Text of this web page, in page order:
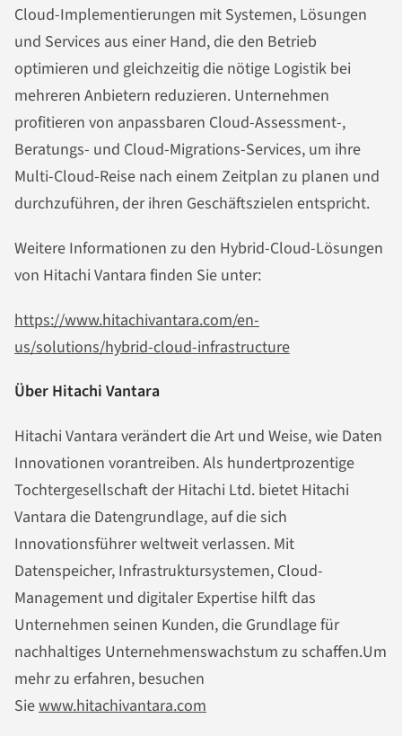
Cloud-Implementierungen mit Systemen, Lösungen
und Services aus einer Hand, die den Betrieb
optimieren und gleichzeitig die nötige Logistik bei
mehreren Anbietern reduzieren. Unternehmen
profitieren von anpassbaren Cloud-Assessment-,
Beratungs- und Cloud-Migrations-Services, um ihre
Multi-Cloud-Reise nach einem Zeitplan zu planen und
durchzuführen, der ihren Geschäftszielen entspricht.
Weitere Informationen zu den Hybrid-Cloud-Lösungen
von Hitachi Vantara finden Sie unter:
https://www.hitachivantara.com/en-
us/solutions/hybrid-cloud-infrastructure
Über Hitachi Vantara
Hitachi Vantara verändert die Art und Weise, wie Daten
Innovationen vorantreiben. Als hundertprozentige
Tochtergesellschaft der Hitachi Ltd. bietet Hitachi
Vantara die Datengrundlage, auf die sich
Innovationsführer weltweit verlassen. Mit
Datenspeicher, Infrastruktursystemen, Cloud-
Management und digitaler Expertise hilft das
Unternehmen seinen Kunden, die Grundlage für
nachhaltiges Unternehmenswachstum zu schaffen.Um
mehr zu erfahren, besuchen
Siewww.hitachivantara.com